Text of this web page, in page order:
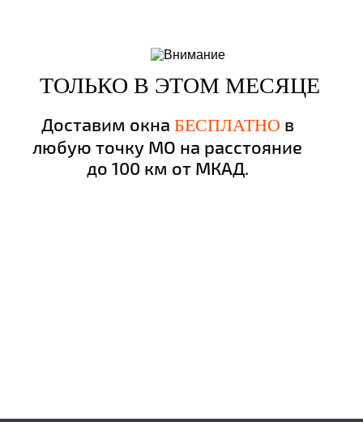
ТОЛЬКО В ЭТОМ МЕСЯЦЕ
Доставим окна БЕСПЛАТНО в
любую точку МО на расстояние
до 100 км от МКАД.